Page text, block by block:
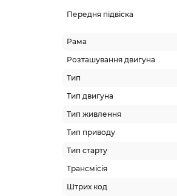
Передня підвіска
Рама
Розташування двигуна
Тип
Тип двигуна
Тип живлення
Тип приводу
Тип старту
Трансмісія
Штрих код